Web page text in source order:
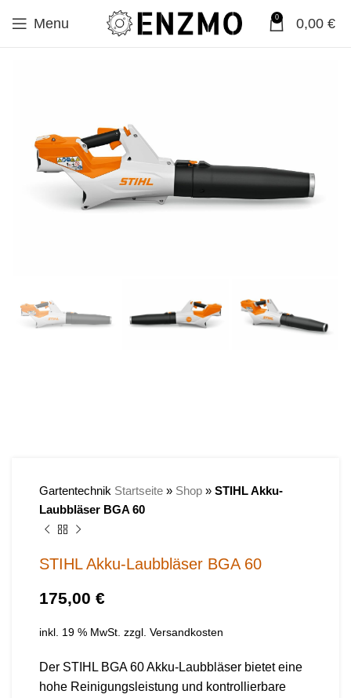
Menu 0 0,00 €
Gartentechnik Startseite » Shop » STIHL Akku-
Laubbläser BGA 60
STIHL Akku-Laubbläser BGA 60
€
inkl. 19 % MwSt. zzgl. Versandkosten
Der STIHL BGA 60 Akku-Laubbläser bietet eine
hohe Reinigungsleistung und kontrollierbare